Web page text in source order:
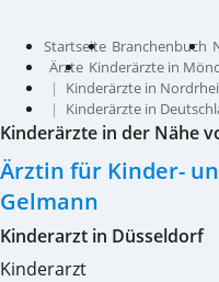
Startseite Branchenbuch
Ärzte Kinderärzte in
Kinderärzte in
Kinderärzte in
Kinderärzte in der Nähe
Ärztin für Kinder-
Gelmann
Kinderarzt in Düsseldorf
Kinderarzt